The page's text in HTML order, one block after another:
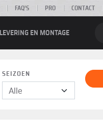
FAQ’S PRO CONTACT
LEVERING EN MONTAGE
SEIZOEN